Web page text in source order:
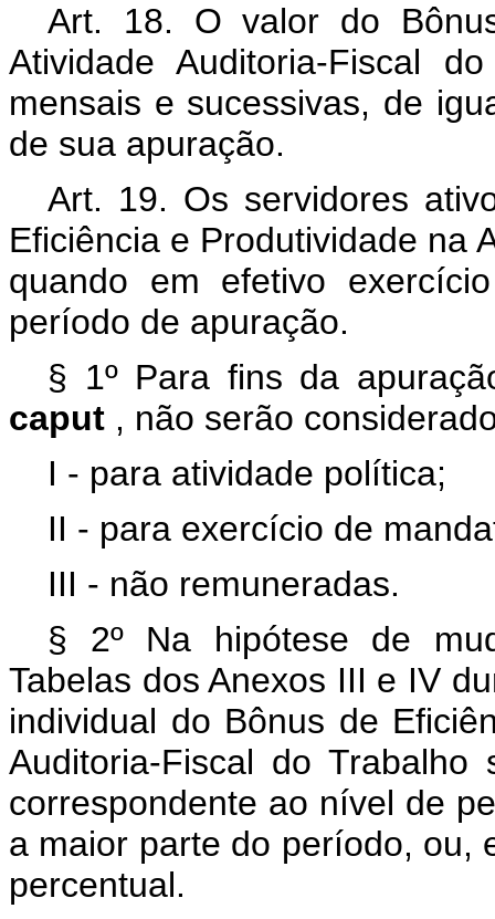
Art. 18. O valor do
Atividade Auditoria-Fiscal
mensais e sucessivas, de
de sua apuração.
Art. 19. Os servidores
Eficiência e Produtividade na
quando em efetivo
período de apuração.
§ 1º Para fins da
caput , não serão
I - para atividade política;
II - para exercício de
III - não remuneradas.
§ 2º Na hipótese de
Tabelas dos Anexos III e IV
individual do Bônus de
Auditoria-Fiscal do
correspondente ao nível de
a maior parte do período, ou,
percentual.